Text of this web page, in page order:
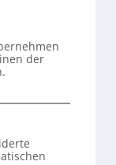
der